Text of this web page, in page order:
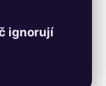
ignorují